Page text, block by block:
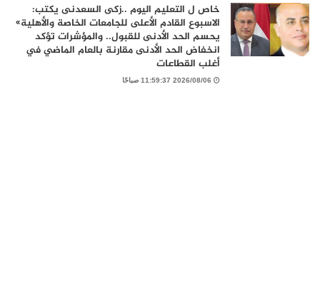
خاص ل التعليم اليوم ..زكى السعدنى يكتب:
الاسبوع القادم الأعلى للجامعات الخاصة والأهلية»
يحسم الحد الأدنى للقبول.. والمؤشرات تؤكد
انخفاض الحد الأدنى مقارنة بالعام الماضي في
أغلب القطاعات
2026/08/06 11:59:37 صباحًا